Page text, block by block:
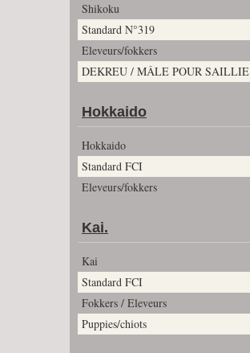
Shikoku
Standard N°319
Eleveurs/fokkers
DEKREU / MÂLE POUR SAILLIE
Hokkaido
Hokkaido
Standard FCI
Eleveurs/fokkers
Kai.
Kai
Standard FCI
Fokkers / Eleveurs
Puppies/chiots